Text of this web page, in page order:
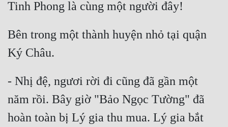
Đẹp Hiệp
Cơ Trí
Sát Phạt Quyết Đoán
Bên trong một thành huyện nhỏ tại quận
- Nhị đệ, ngươi rời đi cũng đã gần một
năm rồi. Bây giờ "Bảo Ngọc Tường" đã
hoàn toàn bị Lý gia thu mua. Lý gia bắt